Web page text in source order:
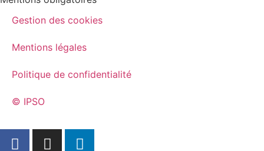
Gestion des cookies
Mentions légales
Politique de confidentialité
© IPSO